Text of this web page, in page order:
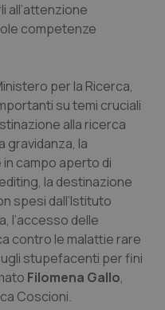
all’attenzione
competenze
per la Ricerca,
su temi cruciali
alla ricerca
gravidanza, la
campo aperto di
la destinazione
spesi dall’Istituto
l’accesso delle
contro le malattie rare
stupefacenti per fini
Filomena Gallo,
Coscioni.